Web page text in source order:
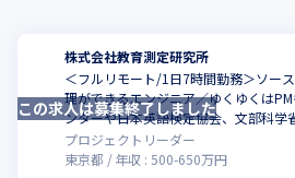
株式会社教育測定研究所
＜フルリモート/1日7時間勤務＞ソー
理ができるエンジニア／ゆくゆくは
ンターや日本英語検定協会、文部科学
自社プロジェクトの運用・開発をお任せ
プロジェクトリーダー
東京都
年収 :500-650万円
この求人は募集終了しました